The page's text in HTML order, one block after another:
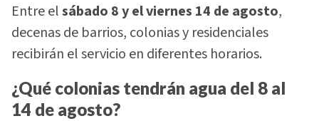
Entre elsábado 8 y el viernes 14 de agosto,
decenas de barrios, colonias y residenciales
recibirán el servicio en diferentes horarios.
¿Qué colonias tendrán agua del 8 al
14 de agosto?